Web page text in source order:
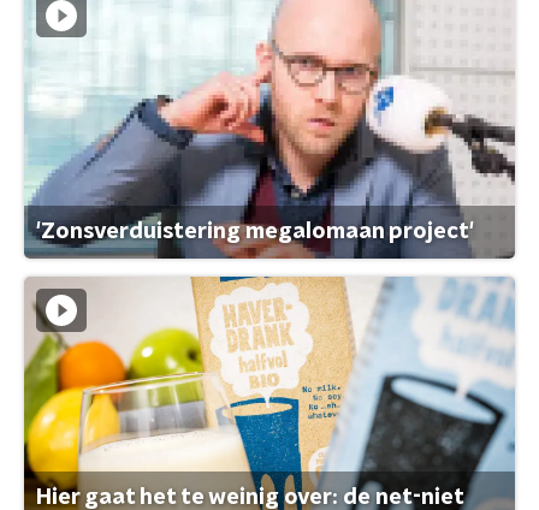
'Zonsverduistering megalomaan project'
Hier gaat het te weinig over: de net-niet